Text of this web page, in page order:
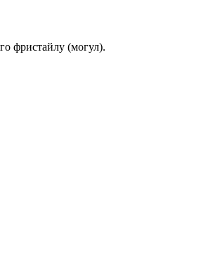
фристайлу (могул).